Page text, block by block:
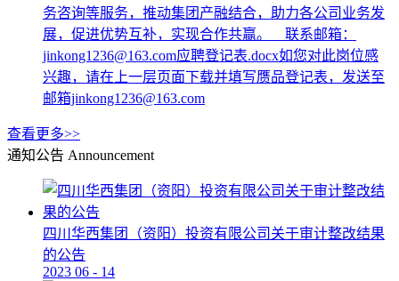
务咨询等服务，推动集团产融结合，助力各公司业务发
展，促进优势互补，实现合作共赢。 联系邮箱：
jinkong1236@163.com应聘登记表.docx如您对此岗位感
兴趣，请在上一层页面下载并填写赝品登记表，发送至
邮箱jinkong1236@163.com
查看更多>>
通知公告 Announcement
四川华西集团（资阳）投资有限公司关于审计整改结果
的公告
2023 06 - 14